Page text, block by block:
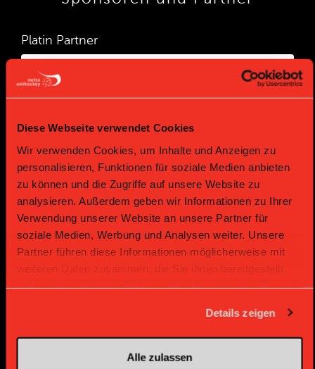
Diese Webseite verwendet Cookies
Wir verwenden Cookies, um Inhalte und Anzeigen zu
personalisieren, Funktionen für soziale Medien anbieten
zu können und die Zugriffe auf unsere Website zu
analysieren. Außerdem geben wir Informationen zu Ihrer
Verwendung unserer Website an unsere Partner für
soziale Medien, Werbung und Analysen weiter. Unsere
Partner führen diese Informationen möglicherweise mit
weiteren Daten zusammen, die Sie ihnen bereitgestellt
Details zeigen
Alle zulassen
Platin Partner
Gold Partner Gold Partner